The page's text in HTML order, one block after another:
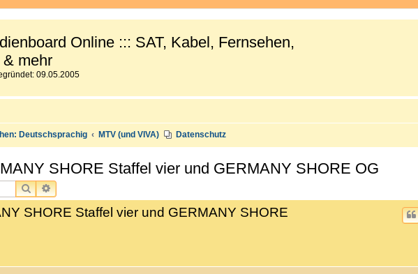
Online ::: SAT, Kabel, Fernsehen,
mehr
09.05.2005
Deutschsprachig MTV (und VIVA) Datenschutz
SHORE Staffel vier und GERMANY SHORE OG
SUCHEERWEITERTE SUCHE
SHORE Staffel vier und GERMANY SHORE